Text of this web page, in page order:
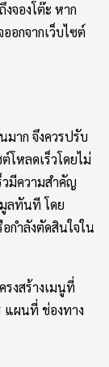
จองโต๊ะ หาก
อกจากเว็บไซต์
มาก จึงควรปรับ
โหลดเร็วโดยไม่
วมีความสำคัญ
ลทันที โดย
กำลังตัดสินใจใน
รงสร้างเมนูที่
แผนที่ ช่องทาง